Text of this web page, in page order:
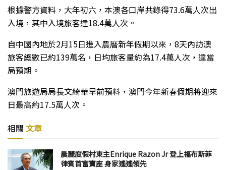
根據警方資料，大年初六，本澳各口岸共錄得73.6萬人次出
入境，其中入境旅客達18.4萬人次。
自中國內地於2月15日進入農曆新年假期以來，8天內訪澳
旅客總數已約139萬名，日均旅客量約為17.4萬人次，達當
局預期。
澳門旅遊局局長文綺華早前預料，澳門今年新春假期將迎來
日最高約17.5萬人次。
相關 文章
晨麗度假村東主Enrique Razon Jr 登上福布斯菲
律賓首富寶座 身家遙遙領先